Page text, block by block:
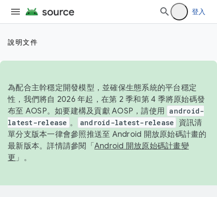
登入
說明文件
為配合主幹穩定開發模型，並確保生態系統的平台穩定
性，我們將自 2026 年起，在第 2 季和第 4 季將原始碼發
布至 AOSP。如要建構及貢獻 AOSP，請使用 android-
latest-release 。 android-latest-release
資訊清
單分支版本一律會參照推送至 Android 開放原始碼計畫的
最新版本。詳情請參閱「 Android 開放原始碼計畫變
更 」。